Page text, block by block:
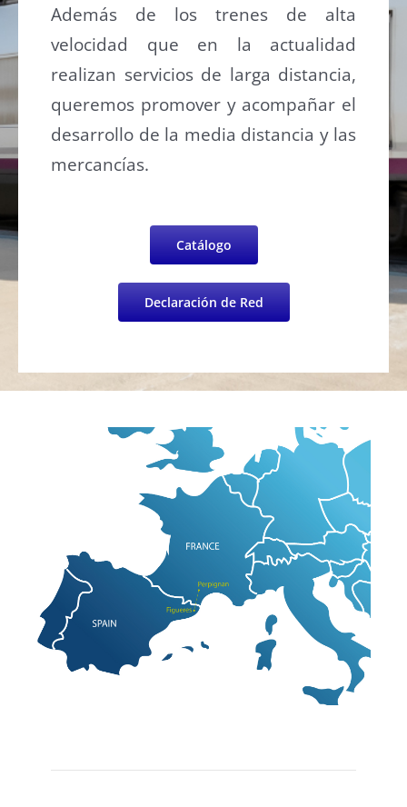
Además de los trenes de alta
velocidad que en la actualidad
realizan servicios de larga distancia,
queremos promover y acompañar el
desarrollo de la media distancia y las
mercancías.
Catálogo
Declaración de Red